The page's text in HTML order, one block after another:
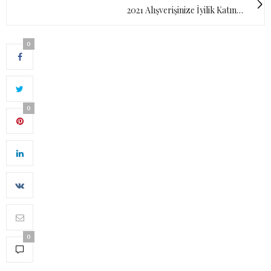
2021 Alışverişinize İyilik Katın…
0
0
0